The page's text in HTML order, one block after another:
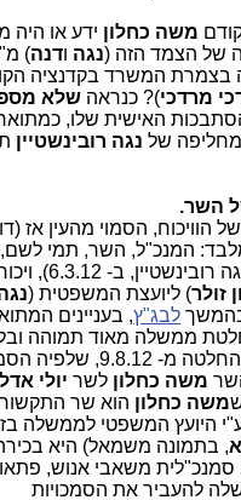
משה כחלון ידע או היה
של הצמד הזה (נגה ודנה)
בצמרת המשרד בקדנציה
מרדכי)? כנראה שלא
האישית שלו,
של נגה רובינשטיין
הוויכוח, הסמוי מהעין אז
המנכ"ל, השר, תמי לשם,
לממשלה
זולר) ליועצת המשפטית (
לבג"ץ, בעניינים
ממשלה מאוד תמוהה
, החלטה מ- 9.8.12,
משה כחלון לשר יולי
משה כחלון הוא שר התקשורת,
היועץ המשפטי לממשלה
, בתמונה משמאל) היא
משאבי אנוש,
להעביר את הסמכויות